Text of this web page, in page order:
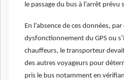
le passage du bus à l’arrêt prévu
En l’absence de ces données,
dysfonctionnement du GPS ou
chauffeurs, le transporteur
des autres voyageurs pour
pris le bus notamment en